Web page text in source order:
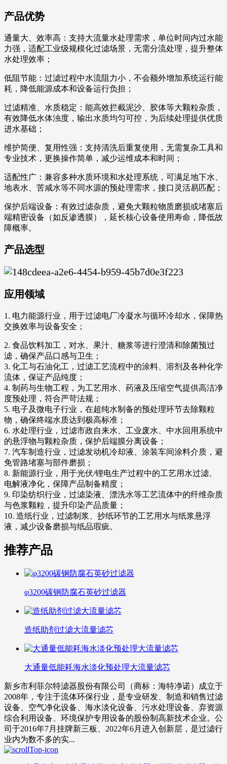
产品优势
通量大、效率高：支持大流量水处理需求，单位时间内过水能
力强，适配工业级规模化过滤场景，无需分流处理，提升整体
水处理效率；
低阻节能：过滤过程中水流阻力小，不会额外增加系统运行能
耗，降低能源成本和设备运行负担；
过滤精准、水质稳定：能高效拦截泥沙、胶体等大颗粒杂质，
有效降低水体浊度，输出水质均匀可控，为后续处理提供优质
进水基础；
维护简便、复用性强：支持清洗后重复使用，无需复杂工具和
专业技术，更换操作简单，减少运维成本和时间；
适配性广：兼容多种水质环境和水处理系统，可满足地下水、
地表水、苦咸水等不同水源的预处理需求，接口灵活易匹配；
保护后端设备：有效过滤杂质，避免大颗粒物质磨损或堵塞后
端精密设备（如反渗透膜），延长核心设备使用寿命，降低故
障概率。
产品选型
应用领域
1. 电力能源行业，用于过滤电厂冷凝水与循环冷却水，保障热
交换效率与设备安全；
2. 食品饮料加工，对水、果汁、糖浆等进行澄清和除菌预过
滤，确保产品口感与卫生；
3. 化工与石油化工，过滤工艺流程中的涂料、溶剂及各种化学
流体，保证产品纯度；
4. 制药与生物工程，为工艺用水、药液及压缩空气提供高洁净
度预处理，符合严苛法规；
5. 电子及微电子行业，在超纯水制备的预处理环节去除颗粒
物，确保终端水质达到极高标准；
6. 水处理行业，过滤市政自来水、工业废水、中水回用系统中
的悬浮物与颗粒杂质，保护后端膜分离设备；
7. 汽车制造行业，过滤发动机冷却液、涂装车间涂料介质，避
免管路堵塞与部件磨损；
8. 新能源行业，用于光伏/锂电生产过程中的工艺用水过滤、
电解液净化，保障产品制备精度；
9. 印染纺织行业，过滤染液、漂洗水等工艺流体中的纤维杂质
与色浆颗粒，提升印染产品质量；
10. 造纸行业，过滤制浆、抄纸环节的工艺用水与纸浆悬浮
液，减少设备磨损与纸品瑕疵。
推荐产品
φ3200碳钢防腐石英砂过滤器
造纸助剂过滤大流量滤芯
大通量低能耗海水淡化预处理大流量滤芯
新乡市利菲尔特滤器股份有限公司（商标：海特净诺）成立于
2008年，专注于流体环保行业，是专业研发、制造和销售过滤
设备、空气净化设备、海水淡化设备、污水处理设备、弃资源
综合利用设备、环境保护专用设备的股份制高新技术企业。公
司于2016年7月挂牌新三板、2022年6月进入创新层，是过滤行
业内为数不多的实...